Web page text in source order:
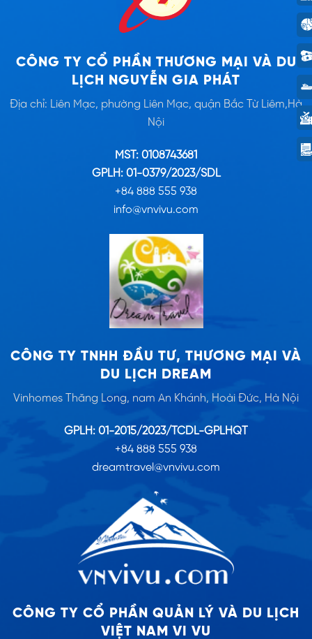
CÔNG TY CỔ PHẦN THƯƠNG MẠI VÀ DU
LỊCH NGUYỄN GIA PHÁT
Địa chỉ: Liên Mạc, phường Liên Mạc, quận Bắc Từ Liêm,Hà
Nội
MST: 0108743681
GPLH: 01-0379/2023/SDL
+84 888 555 938
info@vnvivu.com
CÔNG TY TNHH ĐẦU TƯ, THƯƠNG MẠI VÀ
DU LỊCH DREAM
Vinhomes Thăng Long, nam An Khánh, Hoài Đức, Hà Nội
GPLH: 01-2015/2023/TCDL-GPLHQT
+84 888 555 938
dreamtravel@vnvivu.com
CÔNG TY CỔ PHẦN QUẢN LÝ VÀ DU LỊCH
VIỆT NAM VI VU